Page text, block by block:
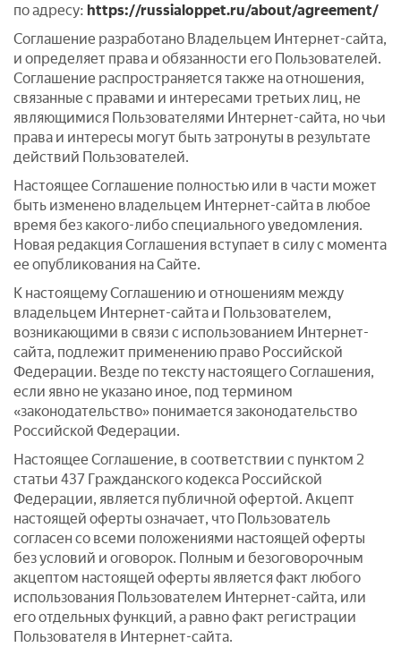
по адресу: https://russialoppet.ru/about/agreement/
Соглашение разработано Владельцем Интернет-сайта,
и определяет права и обязанности его Пользователей.
Соглашение распространяется также на отношения,
связанные с правами и интересами третьих лиц, не
являющимися Пользователями Интернет-сайта, но чьи
права и интересы могут быть затронуты в результате
действий Пользователей.
Настоящее Соглашение полностью или в части может
быть изменено владельцем Интернет-сайта в любое
время без какого-либо специального уведомления.
Новая редакция Соглашения вступает в силу с момента
ее опубликования на Сайте.
К настоящему Соглашению и отношениям между
владельцем Интернет-сайта и Пользователем,
возникающими в связи с использованием Интернет-
сайта, подлежит применению право Российской
Федерации. Везде по тексту настоящего Соглашения,
если явно не указано иное, под термином
«законодательство» понимается законодательство
Российской Федерации.
Настоящее Соглашение, в соответствии с пунктом 2
статьи 437 Гражданского кодекса Российской
Федерации, является публичной офертой. Акцепт
настоящей оферты означает, что Пользователь
согласен со всеми положениями настоящей оферты
без условий и оговорок. Полным и безоговорочным
акцептом настоящей оферты является факт любого
использования Пользователем Интернет-сайта, или
его отдельных функций, а равно факт регистрации
Пользователя в Интернет-сайта.